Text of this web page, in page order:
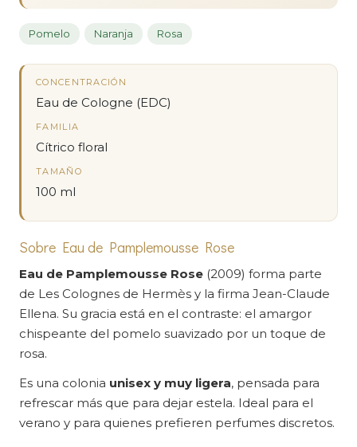
Pomelo Naranja Rosa
CONCENTRACIÓN
Eau de Cologne (EDC)
FAMILIA
Cítrico floral
TAMAÑO
100 ml
Sobre Eau de Pamplemousse Rose
Eau de Pamplemousse Rose (2009) forma parte
de Les Colognes de Hermès y la firma Jean-Claude
Ellena. Su gracia está en el contraste: el amargor
chispeante del pomelo suavizado por un toque de
rosa.
Es una colonia unisex y muy ligera, pensada para
refrescar más que para dejar estela. Ideal para el
verano y para quienes prefieren perfumes discretos.